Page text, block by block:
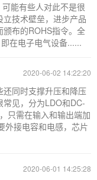
能有些人对此不是很
技术壁垒，进步产品
布的ROHS指令。全
在电子电气设备......
2020-06-02 14:22:20
同时支撑升压和降压
见，分为LDO和DC-
只需在输入和输出端加
外接电容和电感，芯片
2020-06-01 14:25:28